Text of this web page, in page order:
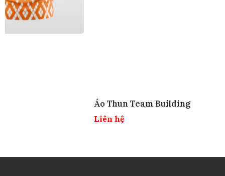
Áo Thun Team Building